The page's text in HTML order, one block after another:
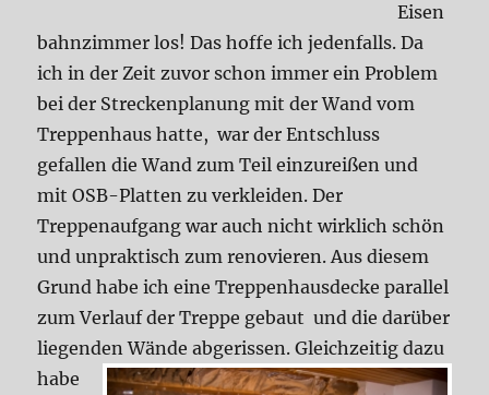
Eisen
bahnzimmer los! Das hoffe ich jedenfalls. Da
ich in der Zeit zuvor schon immer ein Problem
bei der Streckenplanung mit der Wand vom
Treppenhaus hatte, war der Entschluss
gefallen die Wand zum Teil einzureißen und
mit OSB-Platten zu verkleiden. Der
Treppenaufgang war auch nicht wirklich schön
und unpraktisch zum renovieren. Aus diesem
Grund habe ich eine Treppenhausdecke parallel
zum Verlauf der Treppe gebaut und die darüber
liegenden Wände abgerissen.Gleichzeitig dazu
habe